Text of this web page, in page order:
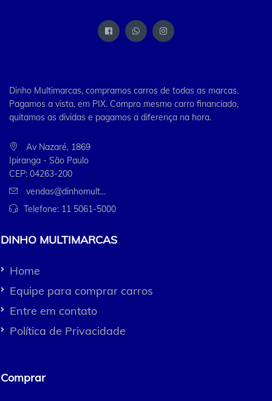
Dinho Multimarcas, compramos carros de todas as marcas.
Pagamos a vista, em PIX. Compro mesmo carro financiado,
quitamos as dividas e pagamos a diferença na hora.
Av Nazaré, 1869
Ipiranga - São Paulo
CEP: 04263-200
vendas@dinhomult...
Telefone: 11 5061-5000
DINHO MULTIMARCAS
Home
Equipe para comprar carros
Entre em contato
Política de Privacidade
Comprar